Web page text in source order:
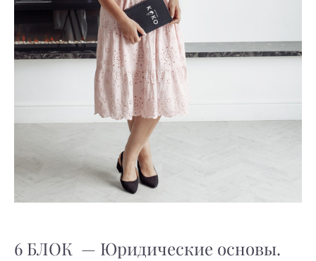
6 БЛОК — Юридические основы.